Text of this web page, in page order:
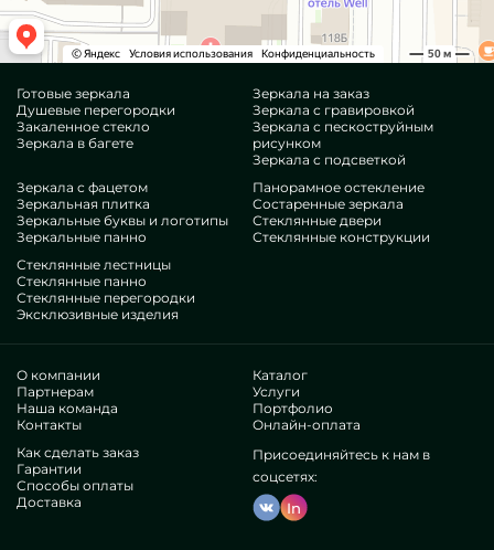
Готовые зеркала
Душевые перегородки
Закаленное стекло
Зеркала в багете
Зеркала на заказ
Зеркала с гравировкой
Зеркала с пескоструйным
рисунком
Зеркала с подсветкой
Зеркала с фацетом
Зеркальная плитка
Зеркальные буквы и логотипы
Зеркальные панно
Панорамное остекление
Состаренные зеркала
Стеклянные двери
Стеклянные конструкции
Стеклянные лестницы
Стеклянные панно
Стеклянные перегородки
Эксклюзивные изделия
О компании
Партнерам
Наша команда
Контакты
Каталог
Услуги
Портфолио
Онлайн-оплата
Как сделать заказ
Гарантии
Способы оплаты
Доставка
Присоединяйтесь к нам в
соцсетях:
In